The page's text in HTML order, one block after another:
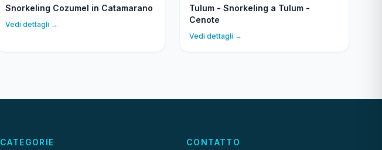
Snorkeling Cozumel in Catamarano
Vedi dettagli →
Tulum - Snorkeling a Tulum -
Cenote
Vedi dettagli →
CATEGORIE CONTATTO